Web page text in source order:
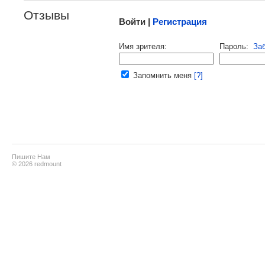
Отзывы Войти | Регистрация
Имя зрителя: Пароль:
Запомнить меня [?]
Пишите Нам
© 2026 redmount